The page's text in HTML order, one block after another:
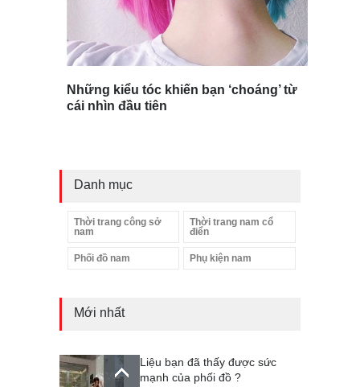
Những kiểu tóc khiến bạn ‘choáng’ từ
cái nhìn đầu tiên
Danh mục
Thời trang công sở
nam
Thời trang nam cổ
điển
Phối đồ nam Phụ kiện nam
Mới nhất
Liệu bạn đã thấy được sức
mạnh của phối đồ ?